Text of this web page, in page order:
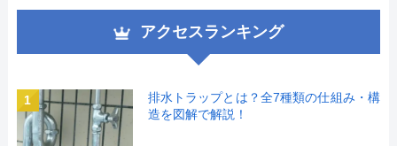
アクセスランキング
1
排水トラップとは？全7種類の仕組み・構
造を図解で解説！